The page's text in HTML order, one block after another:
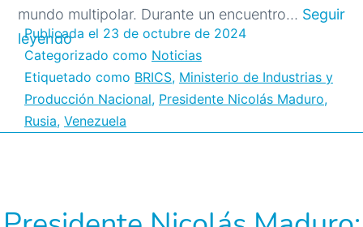
mundo multipolar. Durante un encuentro… Seguir
leyendoVenezuela
se
acerca
a
los
en
Publicada el 23 de octubre de 2024
Categorizado como Noticias
Etiquetado como BRICS, Ministerio de Industrias y
Producción Nacional, Presidente Nicolás Maduro,
Rusia, Venezuela